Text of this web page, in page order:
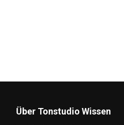
Über Tonstudio Wissen